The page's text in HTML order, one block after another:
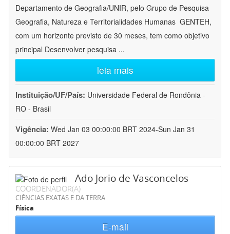
Departamento de Geografia/UNIR, pelo Grupo de Pesquisa
Geografia, Natureza e Territorialidades Humanas  GENTEH,
com um horizonte previsto de 30 meses, tem como objetivo
principal Desenvolver pesquisa ...
leia mais
Instituição/UF/País: Universidade Federal de Rondônia -
RO - Brasil
Vigência: Wed Jan 03 00:00:00 BRT 2024-Sun Jan 31
00:00:00 BRT 2027
Ado Jorio de Vasconcelos
COORDENADOR(A)
CIÊNCIAS EXATAS E DA TERRA
Física
E-mail